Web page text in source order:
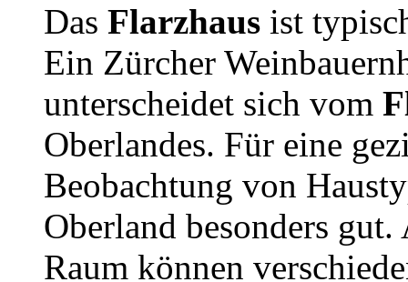
Das Flarzhaus ist
Ein Zürcher
unterscheidet sich vom
Oberlandes. Für eine
Beobachtung von
Oberland besonders
Raum können